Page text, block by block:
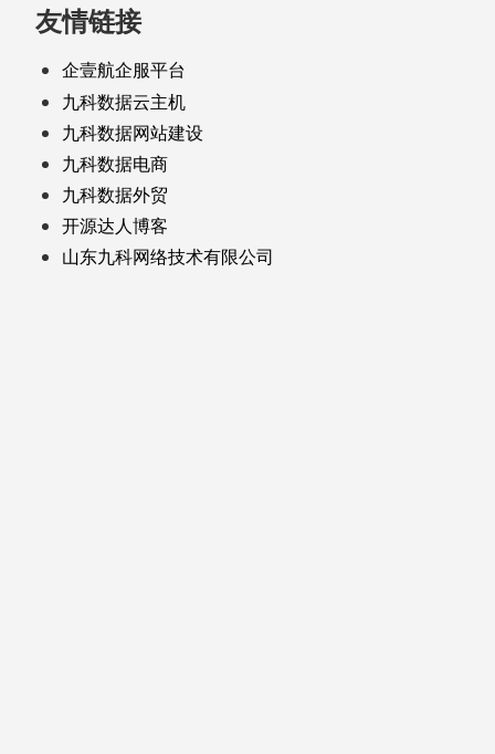
友情链接
企壹航企服平台
九科数据云主机
九科数据网站建设
九科数据电商
九科数据外贸
开源达人博客
山东九科网络技术有限公司